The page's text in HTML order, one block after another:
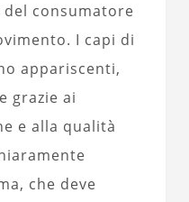
del consumatore
I capi di
appariscenti,
grazie ai
e alla qualità
che deve